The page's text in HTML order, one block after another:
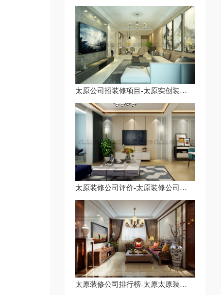
太原公司招装修项目-太原实创装修公司-太原市精装房设计装修公司
太原装修公司评价-太原装修公司案例-太原所有的装修公司
太原装修公司排行榜-太原太原装修公司排名-太原店铺十大装修公司排行榜